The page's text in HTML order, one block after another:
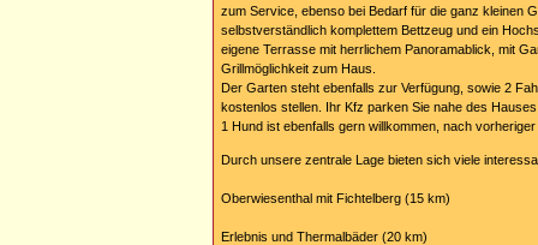
zum Service, ebenso bei Bedarf für die ganz kleinen
selbstverständlich komplettem Bettzeug und ein
eigene Terrasse mit herrlichem Panoramablick, mit
Grillmöglichkeit zum Haus.
Der Garten steht ebenfalls zur Verfügung, sowie 2
kostenlos stellen. Ihr Kfz parken Sie nahe des
1 Hund ist ebenfalls gern willkommen, nach
Durch unsere zentrale Lage bieten sich viele
Oberwiesenthal mit Fichtelberg (15 km)
Erlebnis und Thermalbäder (20 km)